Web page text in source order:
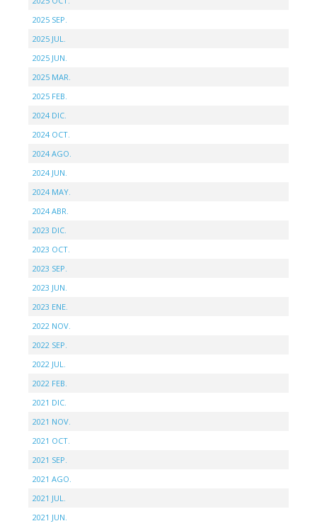
2025 SEP.
2025 JUL.
2025 JUN.
2025 MAR.
2025 FEB.
2024 DIC.
2024 OCT.
2024 AGO.
2024 JUN.
2024 MAY.
2024 ABR.
2023 DIC.
2023 OCT.
2023 SEP.
2023 JUN.
2023 ENE.
2022 NOV.
2022 SEP.
2022 JUL.
2022 FEB.
2021 DIC.
2021 NOV.
2021 OCT.
2021 SEP.
2021 AGO.
2021 JUL.
2021 JUN.